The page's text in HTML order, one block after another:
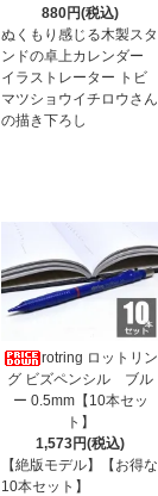
880円(税込)
ぬくもり感じる木製スタ
ンドの卓上カレンダー
イラストレーター トビ
マツショウイチロウさん
の描き下ろし
rotring ロットリン
グ ビズペンシル ブル
ー 0.5mm【10本セッ
ト】
1,573円(税込)
【絶版モデル】【お得な
10本セット】